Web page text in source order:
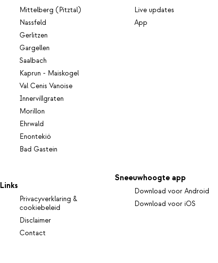
Mittelberg (Pitztal)
Nassfeld
Gerlitzen
Gargellen
Saalbach
Kaprun - Maiskogel
Val Cenis Vanoise
Innervillgraten
Morillon
Ehrwald
Enontekiö
Bad Gastein
Live updates
App
Links
Privacyverklaring &
cookiebeleid
Disclaimer
Contact
Sneeuwhoogte app
Download voor Android
Download voor iOS